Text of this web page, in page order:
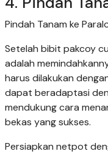
Pindah Tanam ke
Setelah bibit pakcoy
adalah
harus dilakukan
dapat beradaptasi
mendukung cara
bekas yang sukses.
Persiapkan netpot